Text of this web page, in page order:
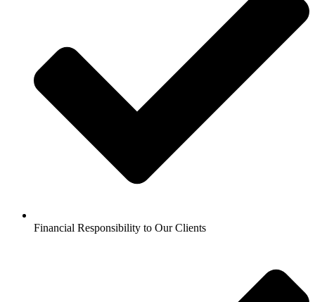
Financial Responsibility to Our Clients